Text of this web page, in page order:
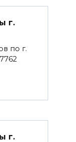
г.
по г.
г.